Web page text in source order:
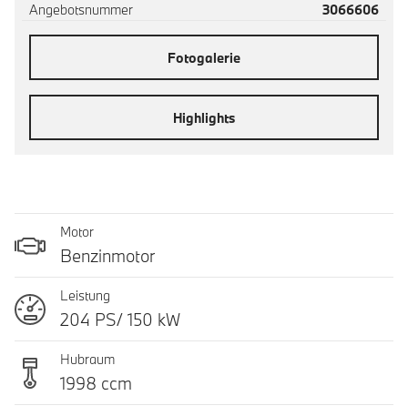
Angebotsnummer
3066606
Fotogalerie
Highlights
Motor
Benzinmotor
Leistung
204 PS/ 150 kW
Hubraum
1998 ccm